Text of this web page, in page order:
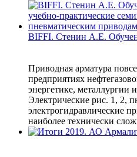
BIFFI. Стенин А.Е.
Приводная арматура
предприятиях
энергетике, металлургии
Электрические рис. 1, 2,
электрогидравлические
наиболее технически